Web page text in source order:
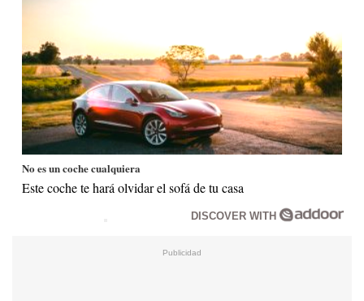
No es un coche cualquiera
Este coche te hará olvidar el sofá de tu casa
DISCOVER WITH